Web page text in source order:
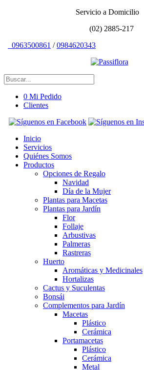
Servicio a Domicilio
(02) 2885-217
0963500861 /0984620343
0 Mi Pedido
Clientes
Inicio
Servicios
Quiénes Somos
Productos
Opciones de Regalo
Navidad
Día de la Mujer
Plantas para Macetas
Plantas para Jardín
Flor
Follaje
Arbustivas
Palmeras
Rastreras
Huerto
Aromáticas y Medicinales
Hortalizas
Cactus y Suculentas
Bonsái
Complementos para Jardín
Macetas
Plástico
Cerámica
Portamacetas
Plástico
Cerámica
Metal